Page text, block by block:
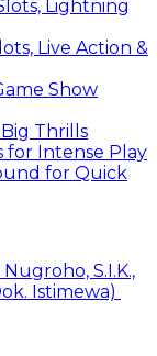
Lightning
Live Action &
Show
Thrills
for Intense Play
for Quick